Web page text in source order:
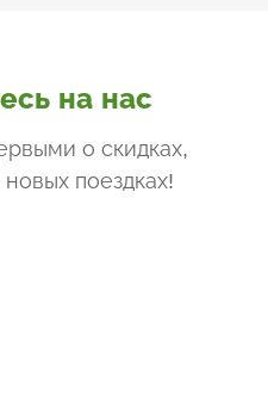
на нас
о скидках,
поездках!